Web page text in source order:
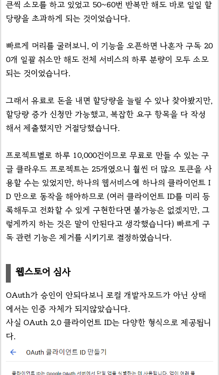
큰씩 소모를 하고 있었고 50~60번 반복만 해도 바로 일일 할
당량을 초과하게 되는 것이었습니다.
빠르게 머리를 굴려보니, 이 기능을 오픈하면 나혼자 구독 20
0개 일괄 취소만 해도 전체 서비스의 하루 분량이 모두 소모
되는 것이었습니다.
그래서 유료로 돈을 내면 할당량을 늘릴 수 있나 찾아봤지만,
할당량 증가 신청만 가능했고, 복잡한 요구 항목을 다 작성
해서 제출했지만 거절당했습니다.
프로젝트별로 하루 10,000건이므로 무료로 만들 수 있는 구
글 클라우드 프로젝트는 25개였으니 훨씬 더 많으 토큰을 사
용할 수는 있었지만, 하나의 웹서비스에 하나의 클라이언트 I
D 만으로 동작을 해야하므로 (여러 클라이언트 ID를 미리 등
록해두고 전화할 수 있게 구현한다면 불가능은 없겠지만, 그
렇게까지 하는 것은 말이 안된다고 생각했습니다) 빠르게 구
독 관련 기능은 제거를 시키기로 결정하였습니다.
웹스토어 심사
OAuth가 승인이 안되다보니 로컬 개발자모드가 아닌 상태
에서는 인증 자체가 되지않았습니다.
사실 OAuth 2.0 클라이언트 ID는 다양한 형식으로 제공됩니
다.